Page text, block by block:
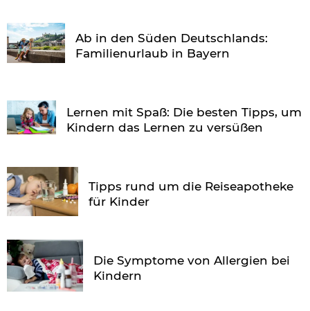
Ab in den Süden Deutschlands:
Familienurlaub in Bayern
Lernen mit Spaß: Die besten Tipps, um
Kindern das Lernen zu versüßen
Tipps rund um die Reiseapotheke
für Kinder
Die Symptome von Allergien bei
Kindern